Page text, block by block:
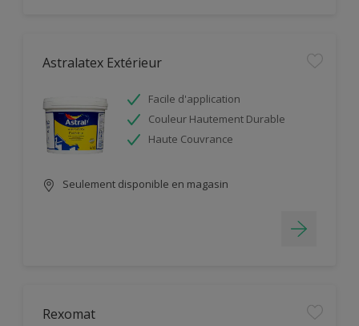
Astralatex Extérieur
Facile d'application
Couleur Hautement Durable
Haute Couvrance
Seulement disponible en magasin
Rexomat